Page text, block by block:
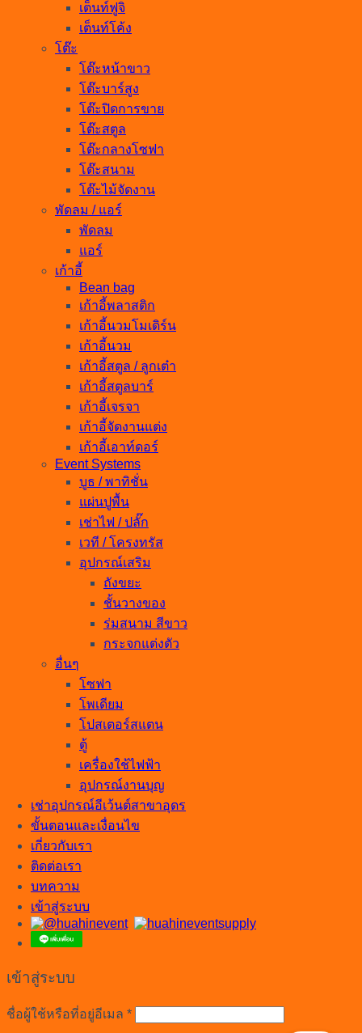
เต็นท์ฟูจิ
เต็นท์โค้ง
โต๊ะ
โต๊ะหน้าขาว
โต๊ะบาร์สูง
โต๊ะปิดการขาย
โต๊ะสตูล
โต๊ะกลางโซฟา
โต๊ะสนาม
โต๊ะไม้จัดงาน
พัดลม / แอร์
พัดลม
แอร์
เก้าอี้
Bean bag
เก้าอี้พลาสติก
เก้าอี้นวมโมเดิร์น
เก้าอี้นวม
เก้าอี้สตูล / ลูกเต๋า
เก้าอี้สตูลบาร์
เก้าอี้เจรจา
เก้าอี้จัดงานแต่ง
เก้าอี้เอาท์ดอร์
Event Systems
บูธ / พาทิชั่น
แผ่นปูพื้น
เช่าไฟ / ปลั๊ก
เวที / โครงทรัส
อุปกรณ์เสริม
ถังขยะ
ชั้นวางของ
ร่มสนาม สีขาว
กระจกแต่งตัว
อื่นๆ
โซฟา
โพเดียม
โปสเตอร์สแตน
ตู้
เครื่องใช้ไฟฟ้า
อุปกรณ์งานบุญ
เช่าอุปกรณ์อีเว้นต์สาขาอุดร
ขั้นตอนและเงื่อนไข
เกี่ยวกับเรา
ติดต่อเรา
บทความ
เข้าสู่ระบบ
เข้าสู่ระบบ
ชื่อผู้ใช้หรือที่อยู่อีเมล *ต้องการ